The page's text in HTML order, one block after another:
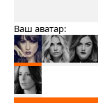
Ваш аватар: